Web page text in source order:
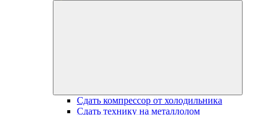
Сдать компрессор от холодильника
Сдать технику на металлолом